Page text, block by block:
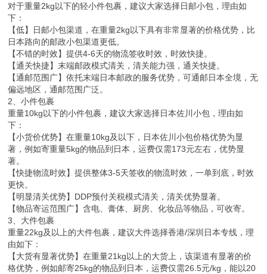
对于重量2kg以下的轻小件包裹，建议大家选择日邮小包，理由如
下：
【低】日邮小包渠道，在重量2kg以下具有非常显著的价格优势，比
日本路向的邮政小包渠道更低。
【不错的时效】提供4-6天的物流签收时效，时效快捷。
【通关快捷】末端邮政模式清关，清关能力强，通关快捷。
【通邮范围广】依托末端日本邮政的服务优势，可通邮日本全境，无
偏远地区，通邮范围广泛。
2、小件包裹
重量10kg以下的小件包裹，建议大家选择日本佐川小包，理由如
下：
【小货价优势】在重量10kg及以下，日本佐川小包价格优势为显
著，例如寄重量5kg的物品到日本，运费仅需173元左右，优势显
著。
【快捷物流时效】提供整体3-5天签收的物流时效，一单到底，时效
更快。
【明显清关优势】DDP预付关税模式清关，清关优势显著。
【物品寄运范围广】含电、膏体、厨房、化妆品等物品，可收寄。
3、大件包裹
重量22kg及以上的大件包裹，建议大件选择香港/深圳日本专线，理
由如下：
【大货有显著优势】在重量21kg以上的大货上，该渠道有显著的价
格优势，例如邮寄25kg的物品到日本，运费仅需26.5元/kg，能以20